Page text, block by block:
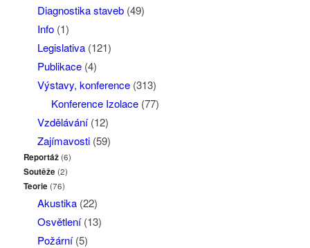
Diagnostika staveb(49)
Info(1)
Legislativa(121)
Publikace(4)
Výstavy, konference(313)
Konference Izolace(77)
Vzdělávání(12)
Zajímavosti(59)
Reportáž(6)
Soutěže (2)
Teorie (76)
Akustika(22)
Osvětlení(13)
Požární(5)